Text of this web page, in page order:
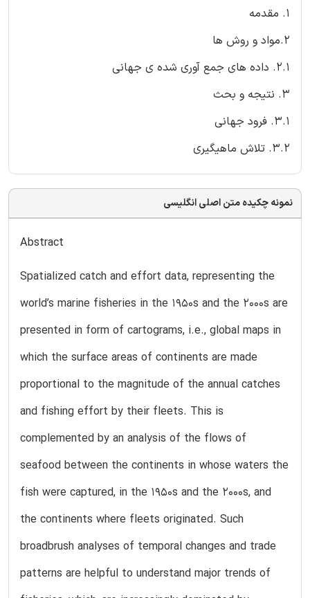
1. مقدمه
2.مواد و روش ها
2.1. داده های جمع آوری شده ی جهانی
3. نتیجه و بحث
3.1. فرود جهانی
3.2. تلاش ماهیگیری
نمونه چکیده متن اصلی انگلیسی
Abstract
Spatialized catch and effort data, representing the
world’s marine fisheries in the 1950s and the 2000s are
presented in form of cartograms, i.e., global maps in
which the surface areas of continents are made
proportional to the magnitude of the annual catches
and fishing effort by their fleets. This is
complemented by an analysis of the flows of
seafood between the continents in whose waters the
fish were captured, in the 1950s and the 2000s, and
the continents where fleets originated. Such
broadbrush analyses of temporal changes and trade
patterns are helpful to understand major trends of